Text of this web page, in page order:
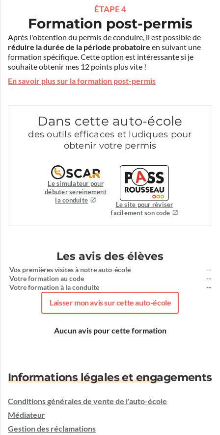
ÉTAPE 4
Formation post-permis
Après l'obtention du permis de conduire, il est possible de
réduire la durée de la période probatoire en suivant une
formation spécifique. Cette option est intéressante si je
souhaite obtenir mes 12 points plus vite !
En savoir plus sur la formation post-permis
Dans cette auto-école
des outils efficaces et ludiques pour
obtenir votre permis
Le simulateur pour
débuter sereinement
la conduite
Le site pour réviser
facilement son code
Les avis des élèves
Vos premières visites à notre auto-école
Votre formation au code
Votre formation à la conduite
--
--
--
Laisser mon avis sur cette auto-école
Aucun avis pour cette formation
Informations légales et engagements
Conditions générales de vente de l'auto-école
Médiateur
Gestion des réclamations